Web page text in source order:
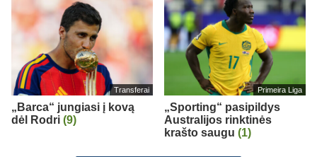
Transferai
„Barca“ jungiasi į kovą
dėl Rodri (9)
Primeira Liga
„Sporting“ pasipildys
Australijos rinktinės
krašto saugu (1)